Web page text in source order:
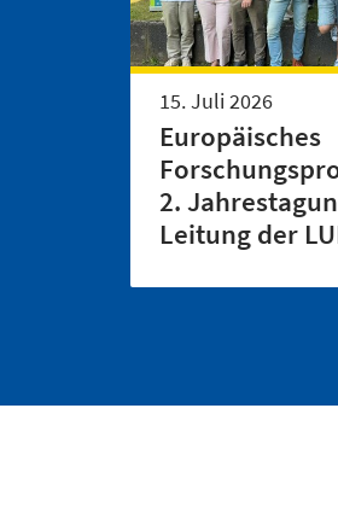
15. Juli 2026
Europäisches
2.
Leitung der